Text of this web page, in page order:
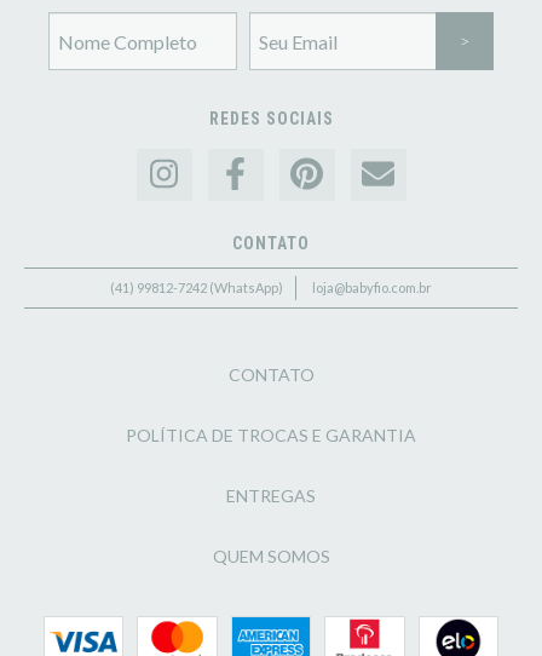
REDES SOCIAIS
CONTATO
(41) 99812-7242 (WhatsApp) loja@babyfio.com.br
CONTATO
POLÍTICA DE TROCAS E GARANTIA
ENTREGAS
QUEM SOMOS